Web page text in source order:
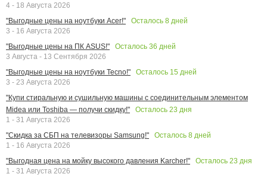
4 - 18 Августа 2026
"Выгодные цены на ноутбуки Acer!"
Осталось 8 дней
3 - 16 Августа 2026
"Выгодные цены на ПК ASUS!"
Осталось 36 дней
3 Августа - 13 Сентября 2026
"Выгодные цены на ноутбуки Tecno!"
Осталось 15 дней
3 - 23 Августа 2026
"Купи стиральную и сушильную машины с соединительным элементом
Midea или Toshiba — получи скидку!"
Осталось 23 дня
1 - 31 Августа 2026
"Скидка за СБП на телевизоры Samsung!"
Осталось 8 дней
1 - 16 Августа 2026
"Выгодная цена на мойку высокого давления Karcher!"
Осталось 23 дня
1 - 31 Августа 2026